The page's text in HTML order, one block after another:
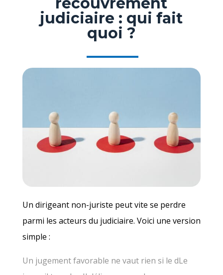
judiciaire : qui fait
quoi ?
Un dirigeant non-juriste peut vite se perdre
parmi les acteurs du judiciaire. Voici une version
simple :
Un jugement favorable ne vaut rien si le dLe